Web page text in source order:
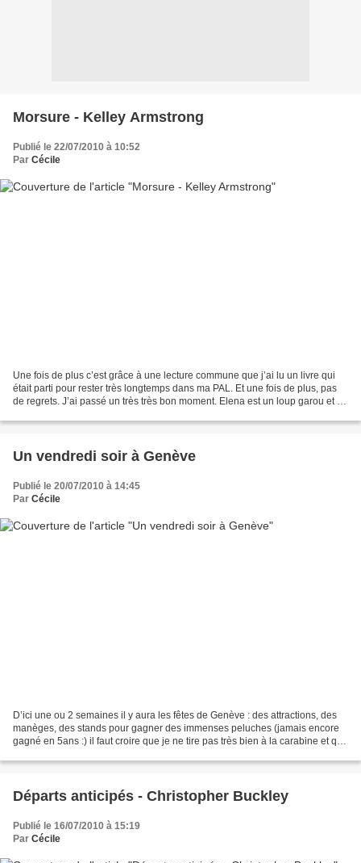
Morsure - Kelley Armstrong
Publié le 22/07/2010 à 10:52
Par Cécile
Une fois de plus c’est grâce à une lecture commune que j’ai lu un livre qui
était parti pour rester très longtemps dans ma PAL. Et une fois de plus, pas
de regrets. J’ai passé un très très bon moment. Elena est un loup garou et la
Un vendredi soir à Genève
Publié le 20/07/2010 à 14:45
Par Cécile
D’ici une ou 2 semaines il y aura les fêtes de Genève : des attractions, des
manèges, des stands pour gagner des immenses peluches (jamais encore
gagné en 5ans :) il faut croire que je ne tire pas très bien à la carabine et que
Départs anticipés - Christopher Buckley
Publié le 16/07/2010 à 15:19
Par Cécile